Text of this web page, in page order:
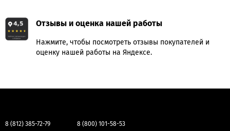
Отзывы и оценка нашей работы
Нажмите, чтобы посмотреть отзывы покупателей и
оценку нашей работы на Яндексе.
8 (812) 385-72-79 8 (800) 101-58-53